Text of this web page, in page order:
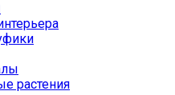
растения